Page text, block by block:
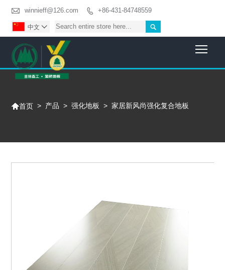
 winnieff@126.com  +86-431-84748559

中文 
首页 > 产品 > 强化地板 > 家居新风尚强化复合地板